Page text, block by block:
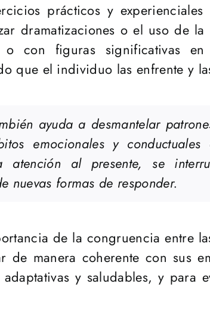
prácticos y
dramatizaciones o el uso de
con figuras significativas
que el individuo las enfrente y
ayuda a desmantelar
emocionales y
al presente, se
nuevas formas de responder.
de la congruencia entre
manera coherente con sus
y saludables, y